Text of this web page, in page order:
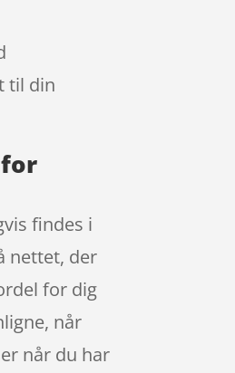
til din
findes i
nettet, der
for dig
når
når du har